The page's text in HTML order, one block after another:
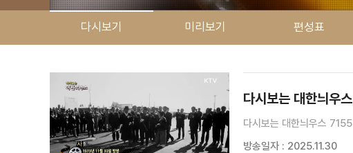
다시보기 미리보기 편성표
다시보는 대한늬우
다시보는 대한늬우스 7155
방송일자 : 2025.11.30
검색 조건
검색어 입력